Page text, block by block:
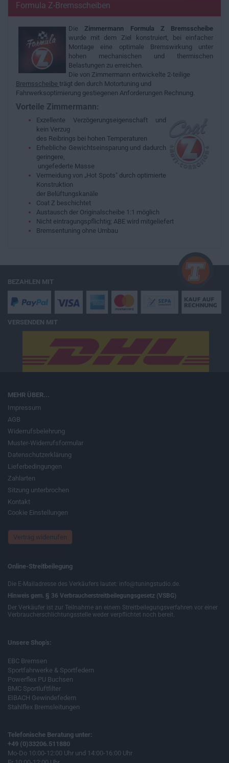
Formula Z-Bremsscheiben
Die Zimmermann Formula Z Bremsscheibe
wurde mit dem Ziel konstruiert, bei einfacher
Montage eine optimale Bremswirkung unter
hohen mechanischen und thermischen
Belastungen zu erreichen.
Die von Zimmermann entwickelte 2-teilige
Bremsscheibe trägt den durch Motortuning und
Fahrwerksoptimierung gestiegenen Anforderungen Rechnung.
Vorteile Zimmermann:
Exzellente Verzögerungseigenschaft und
kein Verzug
des Reibrings bei hohen Temperaturen
Erhebliche Gewichtseinsparung und dadurch
geringere,
ungefederte Masse
Vermeidung von „Hot Spots" durch optimierte
Konstruktion
der Belüftungskanäle
Coat Z beschichtet
Austausch der Originalscheibe 1:1 möglich
Nicht eintragungspflichtig; ABE wird mitgeliefert
Bremsentuning ohne Umbau
BEZAHLEN MIT
VERSENDEN MIT
MEHR ÜBER...
Impressum
AGB
Widerrufsbelehrung
Muster-Widerrufsformular
Datenschutzerklärung
Lieferbedingungen
Zahlarten
Sitzung unterbrochen
Kontakt
Cookie Einstellungen
Vertrag widerrufen
Online-Streitbeilegung
Die E-Mailadresse des Verkäufers lautet: info@tuningstudio.de.
Hinweis gem. § 36 Verbraucherstreitbeilegungsgesetz (VSBG)
Der Verkäufer ist zur Teilnahme an einem Streitbeilegungsverfahren vor einer
Verbraucherschlichtungsstelle weder verpflichtet noch bereit.
Unsere Shop's:
EBC Bremsen
Sportfahrwerke & Sportfedern
Powerflex PU Buchsen
BMC Sportluftfilter
EIBACH Gewindefedern
Stahlflex Bremsleitungen
Telefonische Beratung unter:
+49 (0)33206.511880
Mo-Do 10:00-12:00 Uhr und 14:00-16:00 Uhr